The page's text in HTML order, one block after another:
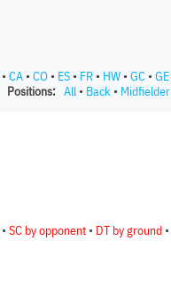
• CA • CO • ES • FR • HW • GC • GE
Positions: All • Back • Midfielder